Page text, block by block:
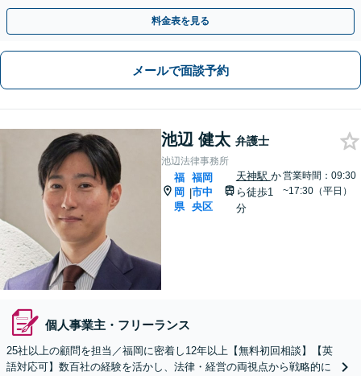
神駅1分】
料金表を見る
メールで面談予約
池辺 健太 弁護士
池辺法律事務所
福
岡
県
|
福岡
市中
央区
天神駅 か
ら徒歩1
分
営業時間：09:30
~17:30（平日）
個人事業主・フリーランス
25社以上の顧問を担当／福岡に密着し12年以上【無料初回相談】【英
語対応可】数百社の経験を活かし、法律・経営の両視点から戦略的に